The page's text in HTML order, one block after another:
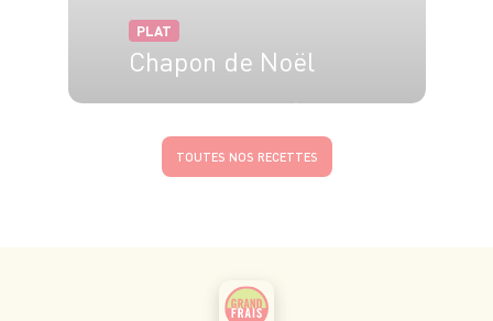
PLAT
Chapon de Noël
TOUTES NOS RECETTES